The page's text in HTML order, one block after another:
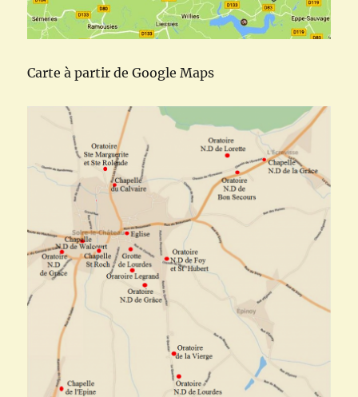
Carte à partir de Google Maps